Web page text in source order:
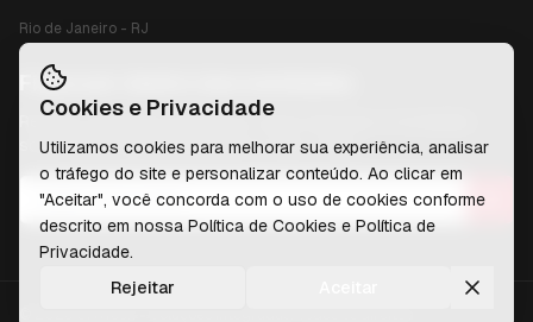
Rio de Janeiro - RJ
Fique por dentro das novidades
Receba conteúdos exclusivos, dicas técnicas e novidades
sobre tecnologia diretamente no seu e-mail.
Cookies e Privacidade
Utilizamos cookies para melhorar sua experiência, analisar
o tráfego do site e personalizar conteúdo. Ao clicar em
"Aceitar", você concorda com o uso de cookies conforme
descrito em nossa Política de Cookies e Política de
Privacidade.
Rejeitar